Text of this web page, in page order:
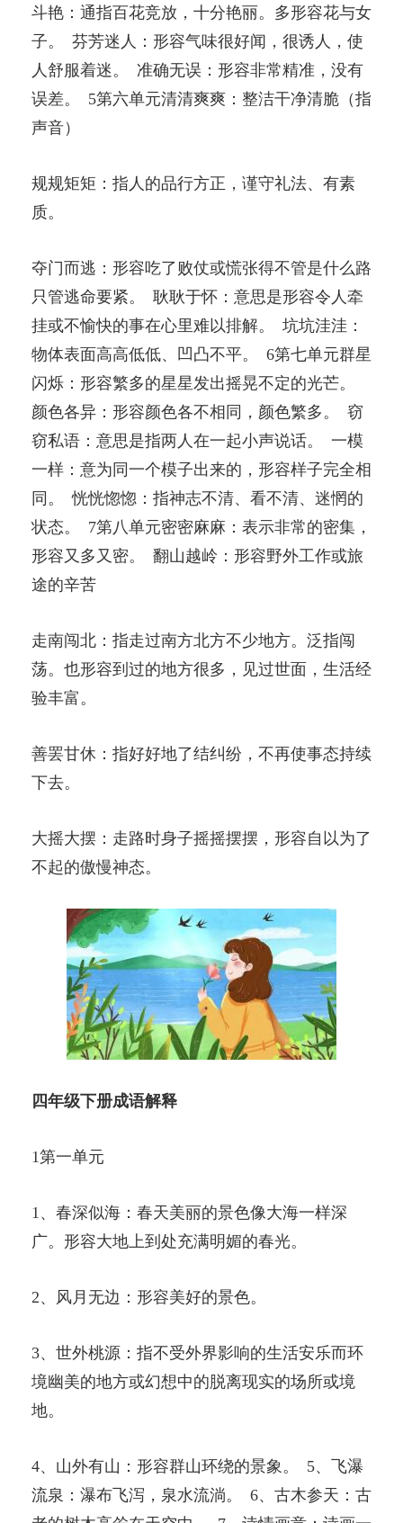
斗艳：通指百花竞放，十分艳丽。多形容花与女
子。 芬芳迷人：形容气味很好闻，很诱人，使
人舒服着迷。 准确无误：形容非常精准，没有
误差。 5第六单元清清爽爽：整洁干净清脆（指
声音）
规规矩矩：指人的品行方正，谨守礼法、有素
质。
夺门而逃：形容吃了败仗或慌张得不管是什么路
只管逃命要紧。 耿耿于怀：意思是形容令人牵
挂或不愉快的事在心里难以排解。 坑坑洼洼：
物体表面高高低低、凹凸不平。 6第七单元群星
闪烁：形容繁多的星星发出摇晃不定的光芒。
颜色各异：形容颜色各不相同，颜色繁多。 窃
窃私语：意思是指两人在一起小声说话。 一模
一样：意为同一个模子出来的，形容样子完全相
同。 恍恍惚惚：指神志不清、看不清、迷惘的
状态。 7第八单元密密麻麻：表示非常的密集，
形容又多又密。 翻山越岭：形容野外工作或旅
途的辛苦
走南闯北：指走过南方北方不少地方。泛指闯
荡。也形容到过的地方很多，见过世面，生活经
验丰富。
善罢甘休：指好好地了结纠纷，不再使事态持续
下去。
大摇大摆：走路时身子摇摇摆摆，形容自以为了
不起的傲慢神态。
四年级下册成语解释
1第一单元
1、春深似海：春天美丽的景色像大海一样深
广。形容大地上到处充满明媚的春光。
2、风月无边：形容美好的景色。
3、世外桃源：指不受外界影响的生活安乐而环
境幽美的地方或幻想中的脱离现实的场所或境
地。
4、山外有山：形容群山环绕的景象。 5、飞瀑
流泉：瀑布飞泻，泉水流淌。 6、古木参天：古